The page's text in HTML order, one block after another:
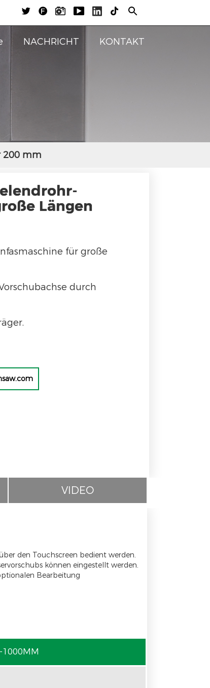
    
NACHRICHT KONTAKT
200 mm
Längen
für große
durch
VIDEO
den Touchscreen bedient werden.
können eingestellt werden.
Bearbeitung
1000MM